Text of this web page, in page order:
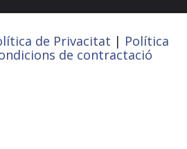
de Privacitat | Política
de contractació